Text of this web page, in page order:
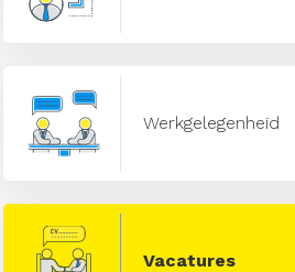
Werkgelegenheid
Vacatures